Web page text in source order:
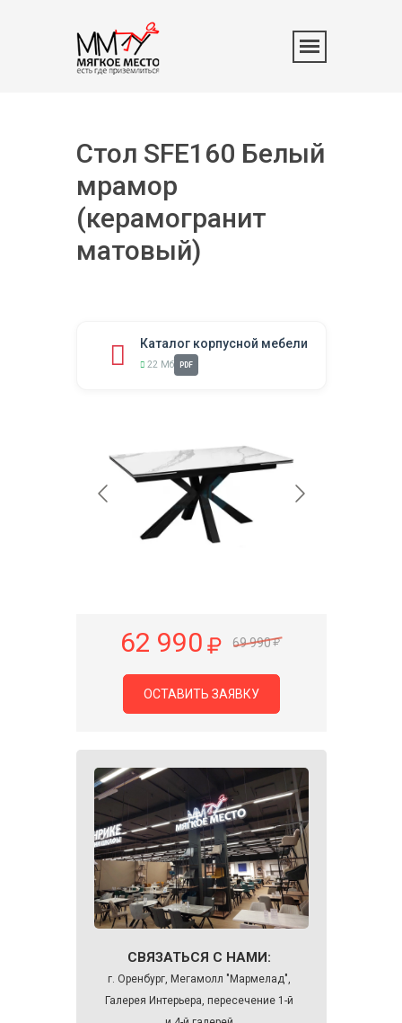
Стол SFE160 Белый
мрамор
(керамогранит
матовый)
Каталог корпусной мебели
22 Мб PDF
62 990 69 990
ОСТАВИТЬ ЗАЯВКУ
СВЯЗАТЬСЯ С НАМИ:
г. Оренбург, Мегамолл "Мармелад",
Галерея Интерьера, пересечение 1-й